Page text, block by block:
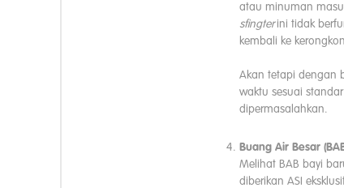
atau minuman
sfingterini tidak
kembali ke
Akan tetapi dengan
waktu sesuai
dipermasalahkan.
Buang Air Besar
Melihat BAB bayi
diberikan ASI